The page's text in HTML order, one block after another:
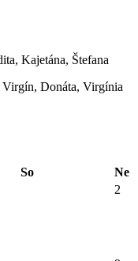
Kajetána, Štefana
Donáta, Virgínia
So
Ne
2